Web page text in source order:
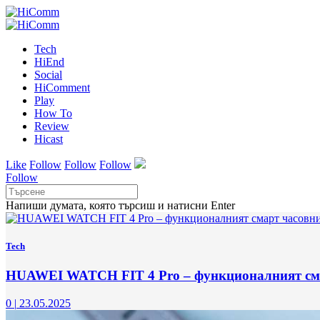
Tech
HiEnd
Social
HiComment
Play
How To
Review
Hicast
Like Follow Follow Follow
Follow
Напиши думата, която търсиш и натисни Enter
Tech
HUAWEI WATCH FIT 4 Pro – функционалният
0 | 23.05.2025